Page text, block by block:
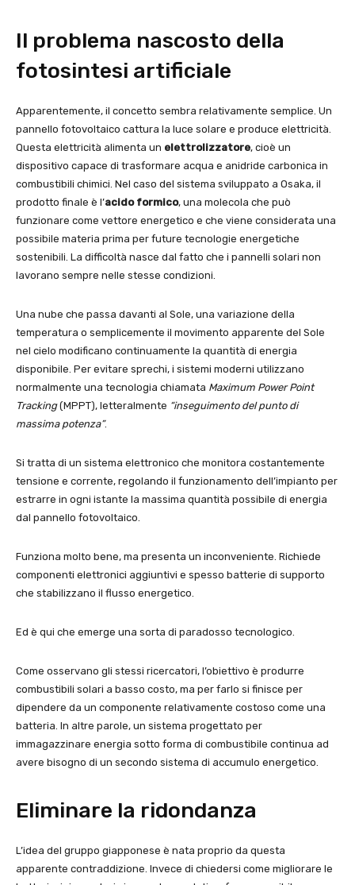
Il problema nascosto della
fotosintesi artificiale
Apparentemente, il concetto sembra relativamente semplice. Un
pannello fotovoltaico cattura la luce solare e produce elettricità.
Questa elettricità alimenta un elettrolizzatore, cioè un
dispositivo capace di trasformare acqua e anidride carbonica in
combustibili chimici. Nel caso del sistema sviluppato a Osaka, il
prodotto finale è l’acido formico, una molecola che può
funzionare come vettore energetico e che viene considerata una
possibile materia prima per future tecnologie energetiche
sostenibili. La difficoltà nasce dal fatto che i pannelli solari non
lavorano sempre nelle stesse condizioni.
Una nube che passa davanti al Sole, una variazione della
temperatura o semplicemente il movimento apparente del Sole
nel cielo modificano continuamente la quantità di energia
disponibile. Per evitare sprechi, i sistemi moderni utilizzano
normalmente una tecnologia chiamata Maximum Power Point
Tracking(MPPT), letteralmente “inseguimento del punto di
massima potenza”.
Si tratta di un sistema elettronico che monitora costantemente
tensione e corrente, regolando il funzionamento dell’impianto per
estrarre in ogni istante la massima quantità possibile di energia
dal pannello fotovoltaico.
Funziona molto bene, ma presenta un inconveniente. Richiede
componenti elettronici aggiuntivi e spesso batterie di supporto
che stabilizzano il flusso energetico.
Ed è qui che emerge una sorta di paradosso tecnologico.
Come osservano gli stessi ricercatori, l’obiettivo è produrre
combustibili solari a basso costo, ma per farlo si finisce per
dipendere da un componente relativamente costoso come una
batteria. In altre parole, un sistema progettato per
immagazzinare energia sotto forma di combustibile continua ad
avere bisogno di un secondo sistema di accumulo energetico.
Eliminare la ridondanza
L’idea del gruppo giapponese è nata proprio da questa
apparente contraddizione. Invece di chiedersi come migliorare le